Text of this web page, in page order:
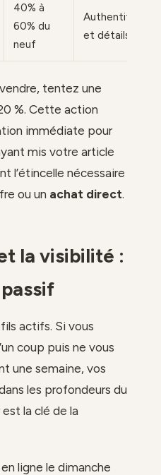
40% à
60% du
neuf
et détails
tentez une
%. Cette action
immédiate pour
mis votre article
l’étincelle nécessaire
ou un achat direct.
la visibilité :
actifs. Si vous
coup puis ne vous
une semaine, vos
les profondeurs du
la clé de la
ligne le dimanche